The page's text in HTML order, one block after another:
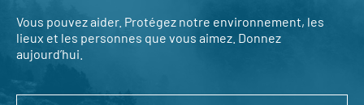
Vous pouvez aider. Protégez notre environnement, les
lieux et les personnes que vous aimez. Donnez
aujourd’hui.